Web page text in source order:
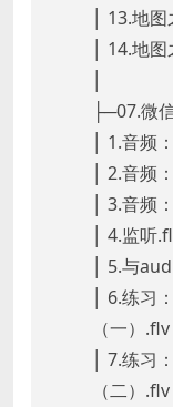
│ 13.地
│ 14.地
├─07.微
│ 1.音频
│ 2.音频
│ 3.音频
│ 4.监听
│ 5.与
│ 6.练
（一）.flv
│ 7.练
（二）.flv